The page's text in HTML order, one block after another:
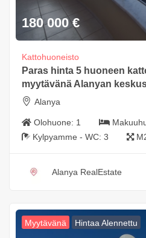
180 000 €
Kattohuoneisto
Paras hinta 5 huoneen
myytävänä Alanyan
Alanya
Olohuone: 1
Kylpyamme - WC: 3
Alanya RealEstate
Myytävänä Hintaa Alennettu